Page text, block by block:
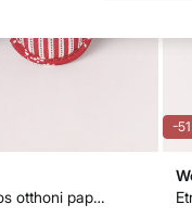
Keresztezett pántos fodros otthoni papucs
-